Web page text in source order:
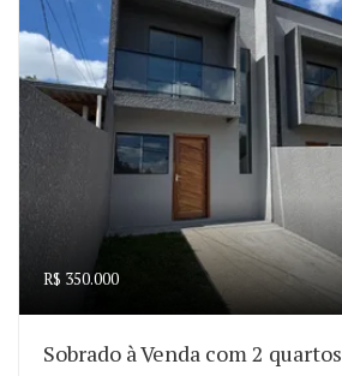
R$ 350.000
Sobrado à Venda com 2 quartos